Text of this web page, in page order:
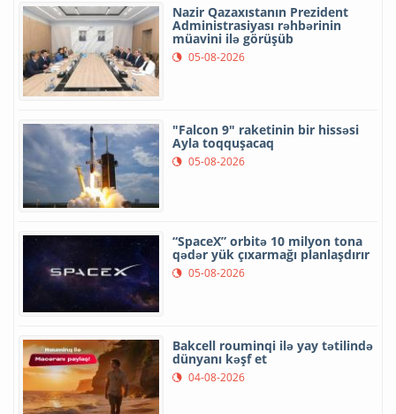
Nazir Qazaxıstanın Prezident
Administrasiyası rəhbərinin
müavini ilə görüşüb
05-08-2026
"Falcon 9" raketinin bir hissəsi
Ayla toqquşacaq
05-08-2026
“SpaceX” orbitə 10 milyon tona
qədər yük çıxarmağı planlaşdırır
05-08-2026
Bakcell rouminqi ilə yay tətilində
dünyanı kəşf et
04-08-2026